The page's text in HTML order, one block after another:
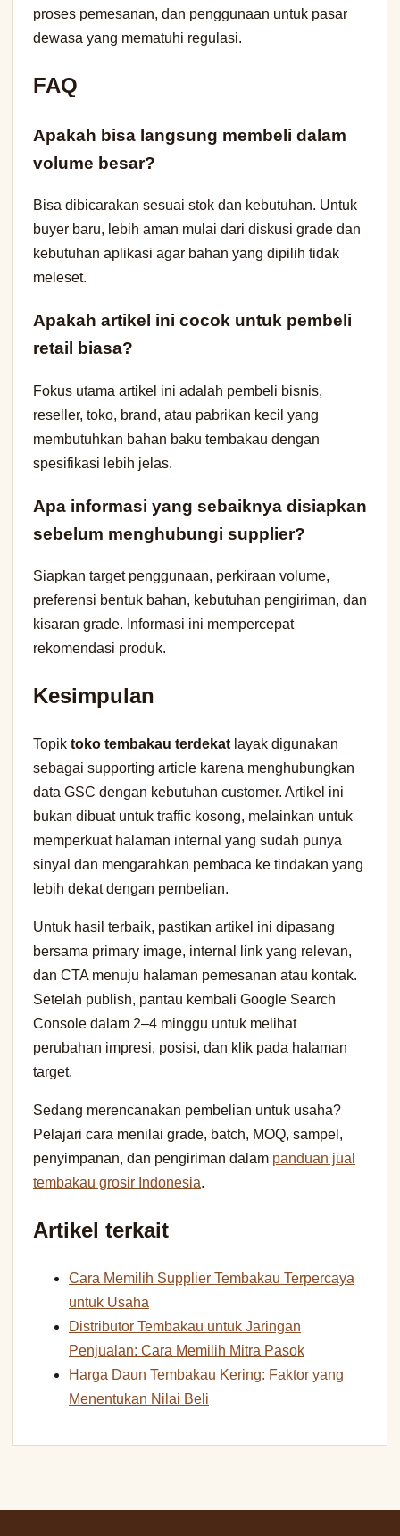
proses pemesanan, dan penggunaan untuk pasar
dewasa yang mematuhi regulasi.
FAQ
Apakah bisa langsung membeli dalam
volume besar?
Bisa dibicarakan sesuai stok dan kebutuhan. Untuk
buyer baru, lebih aman mulai dari diskusi grade dan
kebutuhan aplikasi agar bahan yang dipilih tidak
meleset.
Apakah artikel ini cocok untuk pembeli
retail biasa?
Fokus utama artikel ini adalah pembeli bisnis,
reseller, toko, brand, atau pabrikan kecil yang
membutuhkan bahan baku tembakau dengan
spesifikasi lebih jelas.
Apa informasi yang sebaiknya disiapkan
sebelum menghubungi supplier?
Siapkan target penggunaan, perkiraan volume,
preferensi bentuk bahan, kebutuhan pengiriman, dan
kisaran grade. Informasi ini mempercepat
rekomendasi produk.
Kesimpulan
Topik toko tembakau terdekat layak digunakan
sebagai supporting article karena menghubungkan
data GSC dengan kebutuhan customer. Artikel ini
bukan dibuat untuk traffic kosong, melainkan untuk
memperkuat halaman internal yang sudah punya
sinyal dan mengarahkan pembaca ke tindakan yang
lebih dekat dengan pembelian.
Untuk hasil terbaik, pastikan artikel ini dipasang
bersama primary image, internal link yang relevan,
dan CTA menuju halaman pemesanan atau kontak.
Setelah publish, pantau kembali Google Search
Console dalam 2–4 minggu untuk melihat
perubahan impresi, posisi, dan klik pada halaman
target.
Sedang merencanakan pembelian untuk usaha?
Pelajari cara menilai grade, batch, MOQ, sampel,
penyimpanan, dan pengiriman dalam panduan jual
tembakau grosir Indonesia.
Artikel terkait
Cara Memilih Supplier Tembakau Terpercaya
untuk Usaha
Distributor Tembakau untuk Jaringan
Penjualan: Cara Memilih Mitra Pasok
Harga Daun Tembakau Kering: Faktor yang
Menentukan Nilai Beli